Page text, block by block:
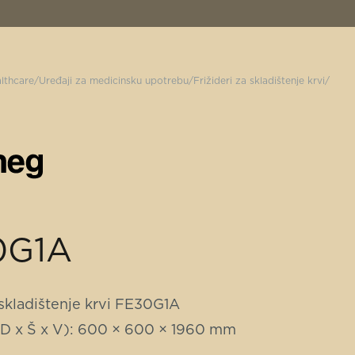
Uređaji za medicinsku upotrebu Frižideri za skladištenje krvi
krvi FE30G1A
x Š x V): 600 × 600 × 1960 mm